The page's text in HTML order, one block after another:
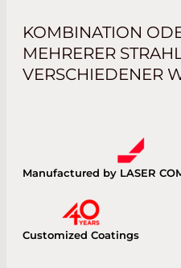
Manufactured by LASER
Customized Coatings
KOMBINATION
MEHRERER
VERSCHIEDENER